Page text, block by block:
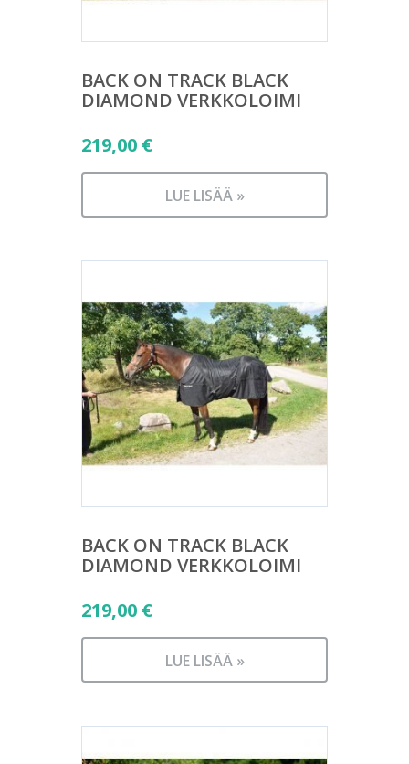
BACK ON TRACK BLACK
DIAMOND VERKKOLOIMI
219,00 €
LUE LISÄÄ »
BACK ON TRACK BLACK
DIAMOND VERKKOLOIMI
219,00 €
LUE LISÄÄ »